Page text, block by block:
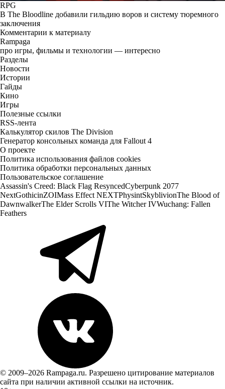
RPG
В The Bloodline добавили гильдию воров и систему тюремного
заключения
Комментарии к материалу
Rampaga
про игры, фильмы и технологии — интересно
Разделы
Новости
Истории
Гайды
Кино
Игры
Полезные ссылки
RSS-лента
Калькулятор скилов The Division
Генератор консольных команда для Fallout 4
О проекте
Политика использования файлов cookies
Политика обработки персональных данных
Пользовательское соглашение
Assassin's Creed: Black Flag ResyncedCyberpunk 2077
NextGothicinZOIMass Effect NEXTPhysintSkyblivionThe Blood of
DawnwalkerThe Elder Scrolls VIThe Witcher IVWuchang: Fallen
Feathers
© 2009–2026 Rampaga.ru. Разрешено цитирование материалов
сайта при наличии активной ссылки на источник.